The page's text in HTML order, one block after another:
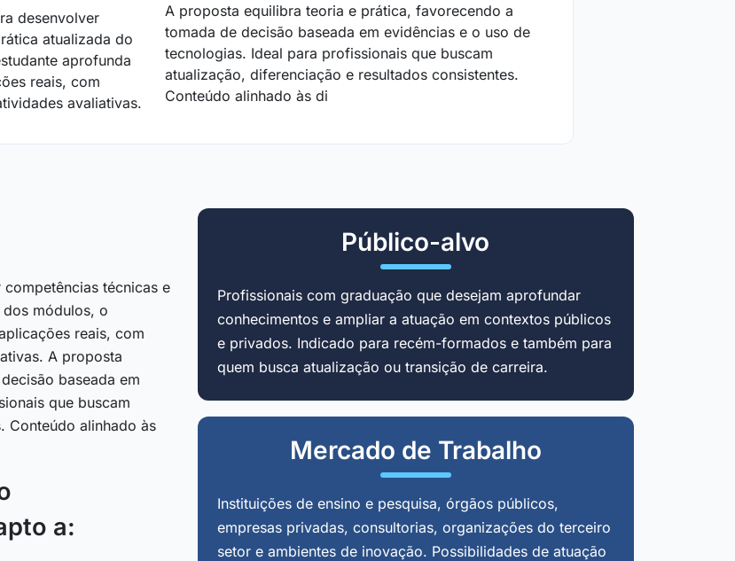
desenvolver
atualizada do
aprofunda
reais, com
avaliativas.
A proposta equilibra teoria e prática, favorecendo a
tomada de decisão baseada em evidências e o uso de
tecnologias. Ideal para profissionais que buscam
atualização, diferenciação e resultados consistentes.
Conteúdo alinhado às di
técnicas e
módulos, o
reais, com
A proposta
baseada em
que buscam
Conteúdo alinhado às
a:
Público-alvo
Profissionais com graduação que desejam aprofundar
conhecimentos e ampliar a atuação em contextos públicos
e privados. Indicado para recém-formados e também para
quem busca atualização ou transição de carreira.
Mercado de Trabalho
Instituições de ensino e pesquisa, órgãos públicos,
empresas privadas, consultorias, organizações do terceiro
setor e ambientes de inovação. Possibilidades de atuação